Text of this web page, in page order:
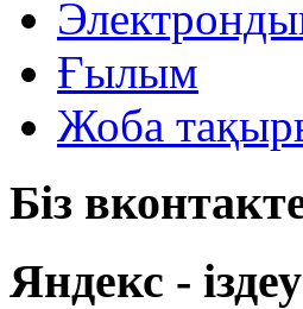
Ғылым
Жоба
Біз
Яндекс - іздеу